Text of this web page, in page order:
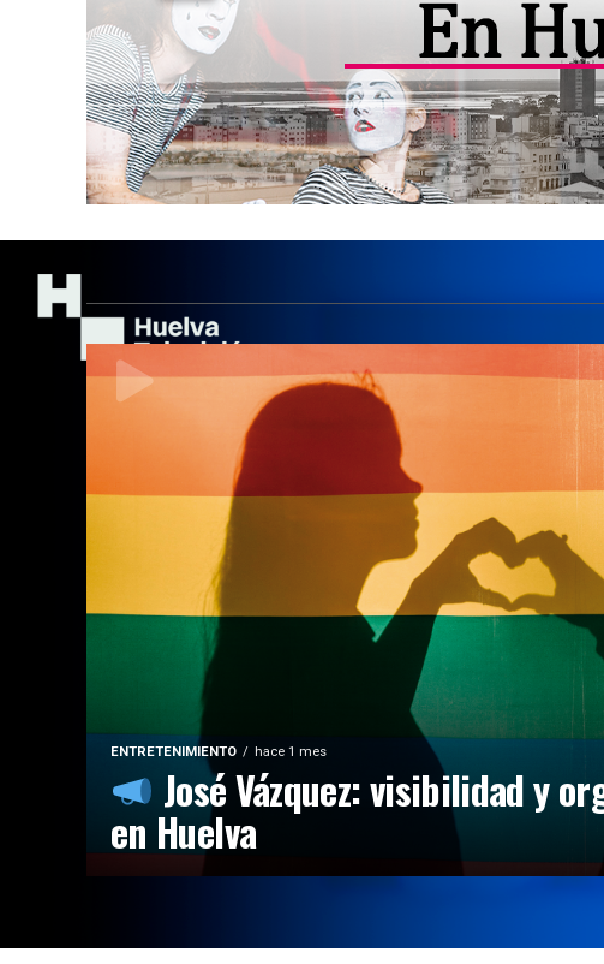
ENTRETENIMIENTO hace 1 mes
José Vázquez: visibilidad y
en Huelva